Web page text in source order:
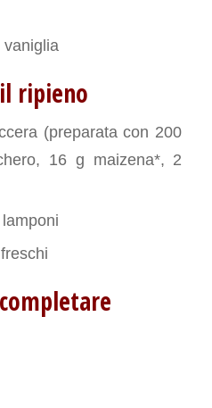
ripieno
(preparata con 200
16 g maizena*, 2